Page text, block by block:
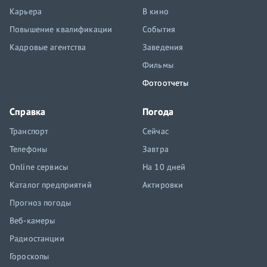
Карьера
Повышение квалификации
Кадровые агентства
В кино
События
Заведения
Фильмы
Фотоотчеты
Справка
Транспорт
Телефоны
Online сервисы
Каталог предприятий
Прогноз погоды
Веб-камеры
Радиостанции
Гороскопы
Погода
Сейчас
Завтра
На 10 дней
Актировки